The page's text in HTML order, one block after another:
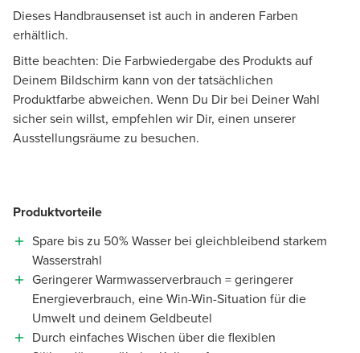
Dieses Handbrausenset ist auch in anderen Farben
erhältlich.
Bitte beachten: Die Farbwiedergabe des Produkts auf
Deinem Bildschirm kann von der tatsächlichen
Produktfarbe abweichen. Wenn Du Dir bei Deiner Wahl
sicher sein willst, empfehlen wir Dir, einen unserer
Ausstellungsräume zu besuchen.
Produktvorteile
Spare bis zu 50% Wasser bei gleichbleibend starkem
Wasserstrahl
Geringerer Warmwasserverbrauch = geringerer
Energieverbrauch, eine Win-Win-Situation für die
Umwelt und deinem Geldbeutel
Durch einfaches Wischen über die flexiblen